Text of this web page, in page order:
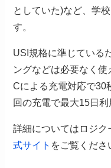
としていた)など、学
す。
USI規格に準じている
ングなどは必要なく
Cによる充電対応で30
回の充電で最大15日利
詳細についてはロジク
式サイト をご覧くださ